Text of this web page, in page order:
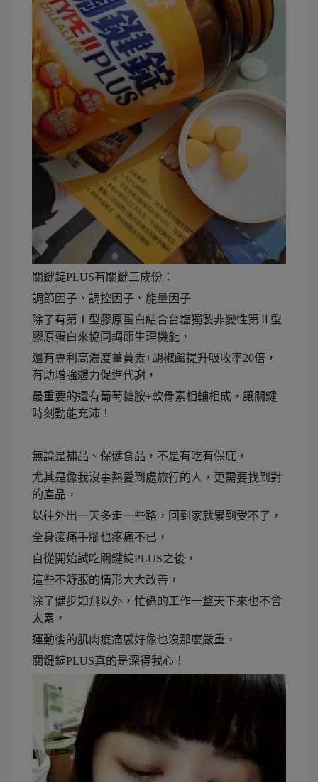
關鍵錠PLUS有關鍵三成份：
調節因子、調控因子、能量因子
除了有第Ⅰ型膠原蛋白結合台塩獨製非變性第Ⅱ型
膠原蛋白來協同調節生理機能，
還有專利高濃度薑黃素+胡椒鹼提升吸收率20倍，
有助增強體力促進代謝，
最重要的還有葡萄糖胺+軟骨素相輔相成，讓關鍵
時刻動能充沛！
無論是補品、保健食品，不是有吃有保庇，
尤其是像我沒事熱愛到處旅行的人，更需要找到對
的產品，
以往外出一天多走一些路，回到家就累到受不了，
全身痠痛手腳也疼痛不已，
自從開始試吃關鍵錠PLUS之後，
這些不舒服的情形大大改善，
除了健步如飛以外，忙碌的工作一整天下來也不會
太累，
運動後的肌肉痠痛感好像也沒那麼嚴重，
關鍵錠PLUS真的是深得我心！